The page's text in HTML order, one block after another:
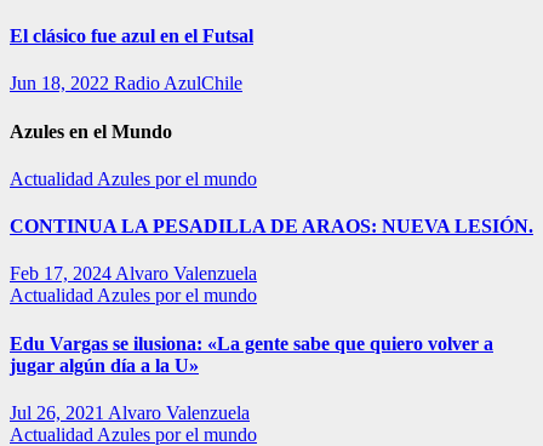
El clásico fue azul en el Futsal
Jun 18, 2022 Radio AzulChile
Azules en el Mundo
Actualidad Azules por el mundo
CONTINUA LA PESADILLA DE ARAOS: NUEVA LESIÓN.
Feb 17, 2024 Alvaro Valenzuela
Actualidad Azules por el mundo
Edu Vargas se ilusiona: «La gente sabe que quiero volver a
jugar algún día a la U»
Jul 26, 2021 Alvaro Valenzuela
Actualidad Azules por el mundo